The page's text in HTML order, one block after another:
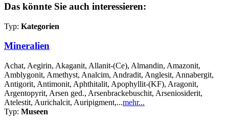
Das könnte Sie auch interessieren:
Typ: Kategorien
Mineralien
Achat, Aegirin, Akaganit, Allanit-(Ce), Almandin, Amazonit,
Amblygonit, Amethyst, Analcim, Andradit, Anglesit, Annabergit,
Antigorit, Antimonit, Aphthitalit, Apophyllit-(KF), Aragonit,
Argentopyrit, Arsen ged., Arsenbrackebuschit, Arseniosiderit,
Atelestit, Aurichalcit, Auripigment,...mehr...
Typ: Museen